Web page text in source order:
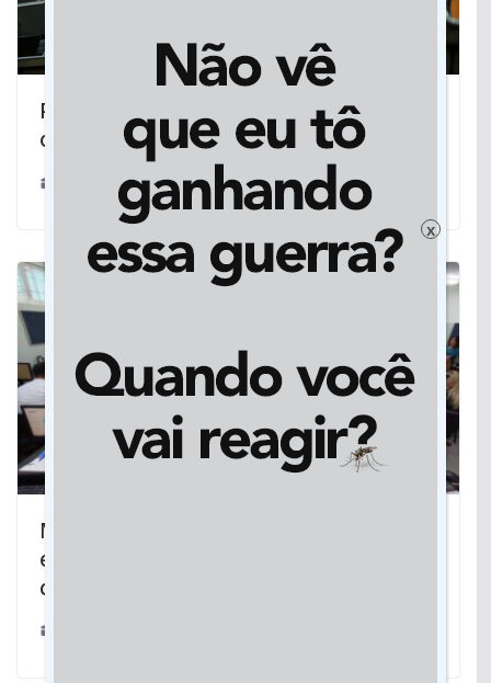
Proposta de Max Russi visa combater
obras inacabadas em MT
23/02/2019
MS Ativo promove capacitações
estratégicas para fortalecer a
cooperação entre Estado e municípios
x